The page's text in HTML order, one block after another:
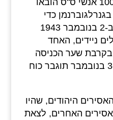
כדי
לתגבר את סגל המחנה. ב-2 בנובמבר 1943
ניידים, האחד
שער הכניסה
למחנה. בלילה שבין 2 ל-3 בנובמבר תוגבר כוח
היהודים, שהיו
האחרים, לצאת